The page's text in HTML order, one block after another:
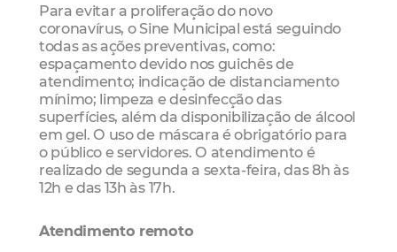
Para evitar a proliferação do novo
coronavírus, o Sine Municipal está seguindo
todas as ações preventivas, como:
espaçamento devido nos guichês de
atendimento; indicação de distanciamento
mínimo; limpeza e desinfecção das
superfícies, além da disponibilização de álcool
em gel. O uso de máscara é obrigatório para
o público e servidores. O atendimento é
realizado de segunda a sexta-feira, das 8h às
12h e das 13h às 17h.
Atendimento remoto